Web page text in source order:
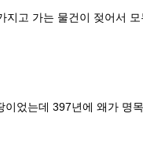
고 가는 물건이 젖어서
었는데 397년에 왜가 명